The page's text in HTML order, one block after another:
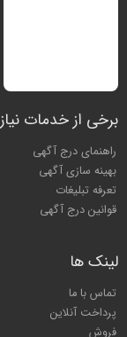
برخی از خدمات
راهنمای درج آگهی
بهینه سازی آگهی
تعرفه تبلیغات
قوانین درج آگهی
لینک ها
تماس با ما
پرداخت آنلاین
فروش